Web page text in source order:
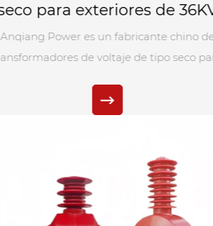
voltaje para exteriores
El interruptor de carga de alto voltaje
exteriores es una nueva generación de
desarrollado de forma independiente por
Anqiang Power. Después de rigurosas
largo plazo, todos los indicadores de
rendimiento técnico cumplieron con los
estándares. Es adecuado para redes de